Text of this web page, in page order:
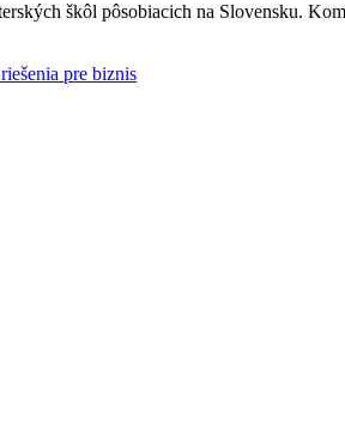
škôl pôsobiacich na Slovensku.
pre biznis